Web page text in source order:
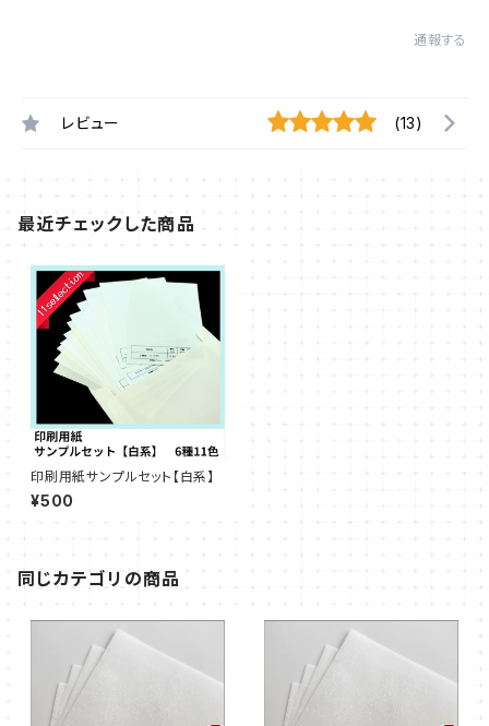
通報する
レビュー (13)
最近チェックした商品
印刷用紙サンプルセット【白系】
¥500
同じカテゴリの商品